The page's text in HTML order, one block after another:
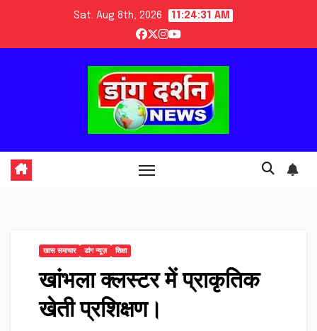
content
Sat. Aug 8th, 2026 11:24:31 AM
खास समाचार डांग न्यूज़ शिक्षा
खांभला क्लस्टर में प्राकृतिक
खेती प्रशिक्षण।